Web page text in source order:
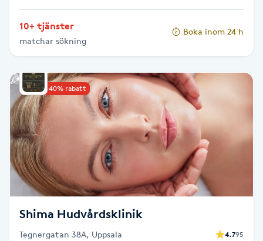
Hot Stone Massage
Hot yoga
Hudföryngring
Huduppstramning
Hudvård
Hyaluronsyra
10+ tjänster
matchar sökning
Boka inom 24 h
Upp till 40% rabatt
Shima Hudvårdsklinik
Tegnergatan 38A, Uppsala 4.795